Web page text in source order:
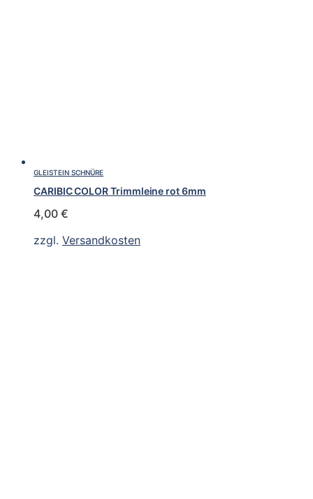
GLEISTEIN SCHNÜRE
CARIBIC COLOR Trimmleine rot 6mm
4,00 €
zzgl. Versandkosten